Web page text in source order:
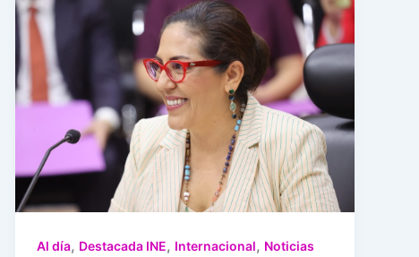
Al día, Destacada INE, Internacional, Noticias